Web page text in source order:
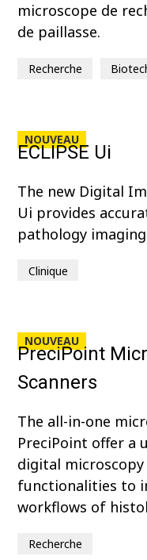
microscope de
de paillasse.
Recherche
NOUVEAU
ECLIPSE Ui
The new Digital
Ui provides
pathology
Clinique
NOUVEAU
PreciPoint
Scanners
The all-in-one
PreciPoint offer a
digital microscopy
functionalities to
workflows of
Recherche